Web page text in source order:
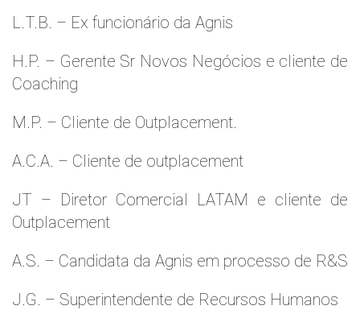
L.T.B. – Ex funcionário da Agnis
H.P. – Gerente Sr Novos Negócios e cliente de
Coaching
M.P. – Cliente de Outplacement.
A.C.A. – Cliente de outplacement
JT – Diretor Comercial LATAM e cliente de
Outplacement
A.S. – Candidata da Agnis em processo de R&S
J.G. – Superintendente de Recursos Humanos